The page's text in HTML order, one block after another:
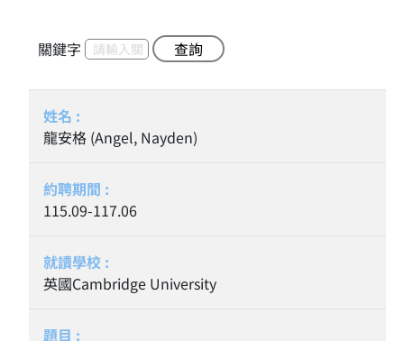
關鍵字 查詢
龍安格 (Angel, Nayden)
115.09-117.06
英國Cambridge University